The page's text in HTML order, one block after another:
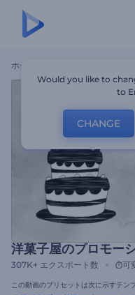
ホーム
洋菓子屋のプロモー
307K+ エクスポート数 可
この動画のプリセットは次に示すテン
Would you like to
to
CHANGE